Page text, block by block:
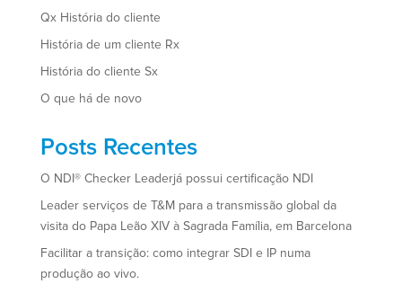
Qx História do cliente
História de um cliente Rx
História do cliente Sx
O que há de novo
Posts Recentes
O NDI® Checker Leaderjá possui certificação NDI
Leader serviços de T&M para a transmissão global da
visita do Papa Leão XIV à Sagrada Família, em Barcelona
Facilitar a transição: como integrar SDI e IP numa
produção ao vivo.